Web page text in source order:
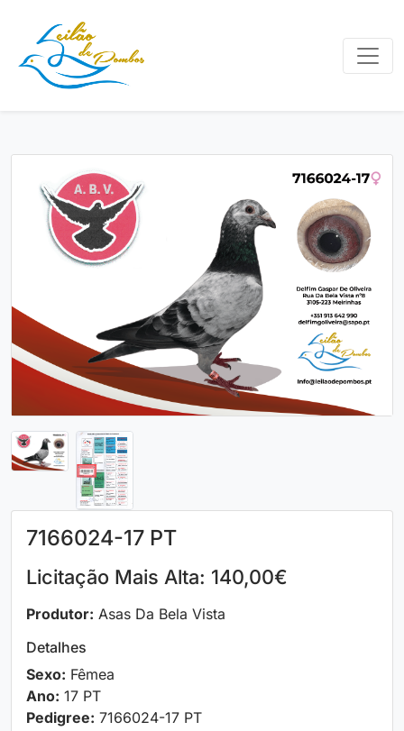
7166024-17 PT
Licitação Mais Alta: 140,00€
Produtor: Asas Da Bela Vista
Detalhes
Sexo: Fêmea
Ano: 17 PT
Pedigree: 7166024-17 PT